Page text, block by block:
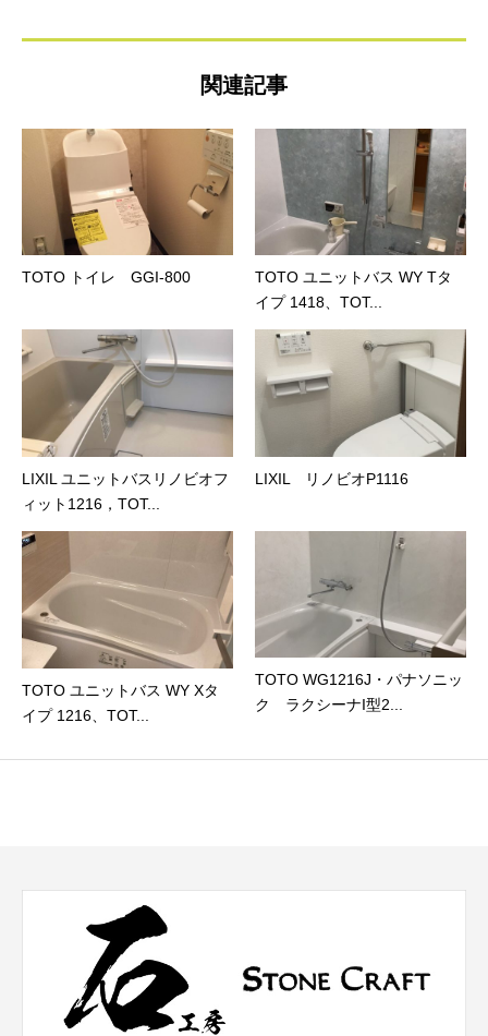
関連記事
TOTO トイレ GGI‐800
TOTO ユニットバス WY Tタ
イプ 1418、TOT...
LIXIL ユニットバスリノビオフ
ィット1216，TOT...
LIXIL リノビオP1116
TOTO ユニットバス WY Xタ
イプ 1216、TOT...
TOTO WG1216J・パナソニッ
ク ラクシーナI型2...